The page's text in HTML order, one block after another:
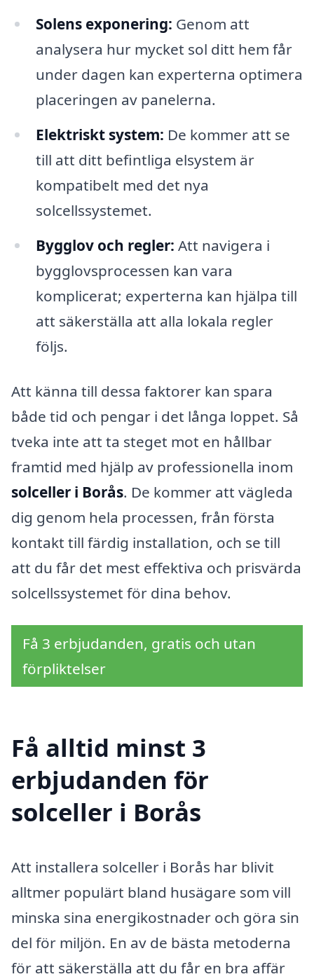
Solens exponering: Genom att
analysera hur mycket sol ditt hem får
under dagen kan experterna optimera
placeringen av panelerna.
Elektriskt system: De kommer att se
till att ditt befintliga elsystem är
kompatibelt med det nya
solcellssystemet.
Bygglov och regler: Att navigera i
bygglovsprocessen kan vara
komplicerat; experterna kan hjälpa till
att säkerställa att alla lokala regler
följs.
Att känna till dessa faktorer kan spara
både tid och pengar i det långa loppet. Så
tveka inte att ta steget mot en hållbar
framtid med hjälp av professionella inom
solceller i Borås. De kommer att vägleda
dig genom hela processen, från första
kontakt till färdig installation, och se till
att du får det mest effektiva och prisvärda
solcellssystemet för dina behov.
Få 3 erbjudanden, gratis och utan
förpliktelser
Få alltid minst 3
erbjudanden för
solceller i Borås
Att installera solceller i Borås har blivit
alltmer populärt bland husägare som vill
minska sina energikostnader och göra sin
del för miljön. En av de bästa metoderna
för att säkerställa att du får en bra affär